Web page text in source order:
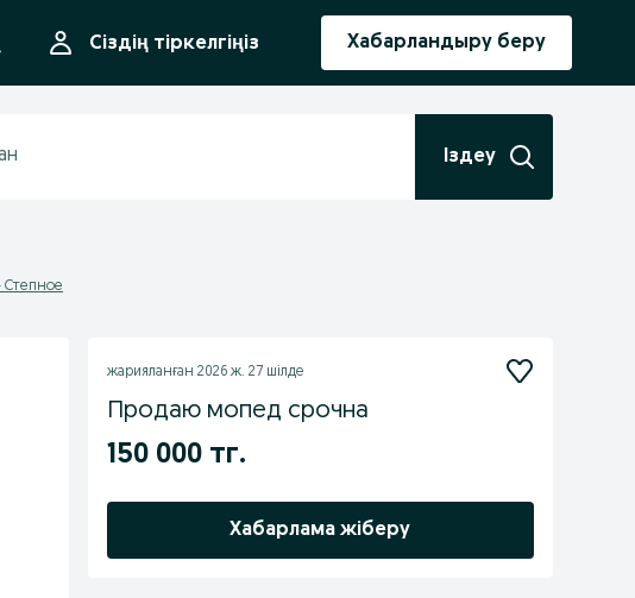
Сіздің тіркелгіңіз Хабарландыру беру
Іздеу
Степное
жарияланған 2026 ж. 27 шілде
Продаю мопед срочна
150 000 тг.
Хабарлама жіберу